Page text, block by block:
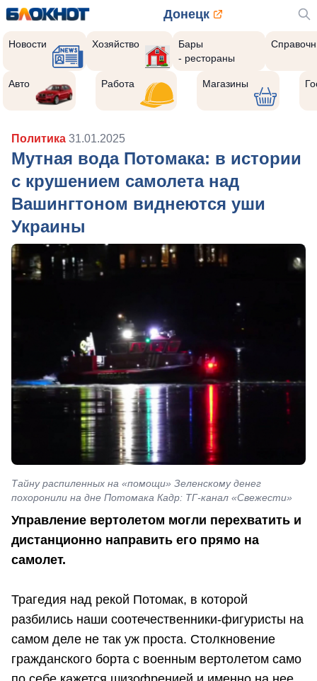
Донецк
Новости Хозяйство
Бары
- рестораны
Авто Работа Магазины
Политика 31.01.2025
Мутная вода Потомака: в истории
с крушением самолета над
Вашингтоном виднеются уши
Украины
Тайну распиленных на «помощи» Зеленскому денег
похоронили на дне Потомака Кадр: ТГ-канал «Свежести»
Управление вертолетом могли перехватить и
дистанционно направить его прямо на
самолет.
Трагедия над рекой Потомак, в которой
разбились наши соотечественники-фигуристы на
самом деле не так уж проста. Столкновение
гражданского борта с военным вертолетом само